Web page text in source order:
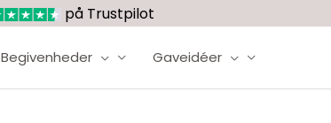
på Trustpilot
Begivenheder Gaveidéer